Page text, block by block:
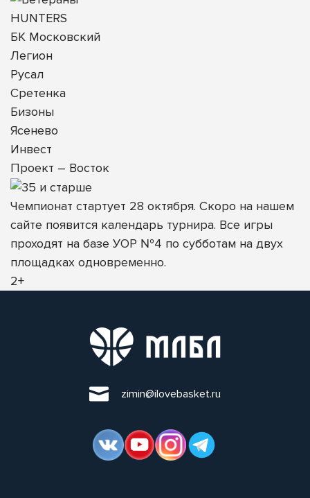
HUNTERS
БК Московский
Легион
Русал
Сретенка
Бизоны
Ясенево
Инвест
Проект – Восток
Чемпионат стартует 28 октября. Скоро на нашем
сайте появится календарь турнира. Все игры
проходят на базе УОР №4 по субботам на двух
площадках одновременно.
2+
zimin@ilovebasket.ru